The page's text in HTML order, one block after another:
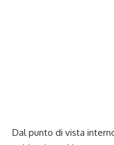
Dal punto di vista